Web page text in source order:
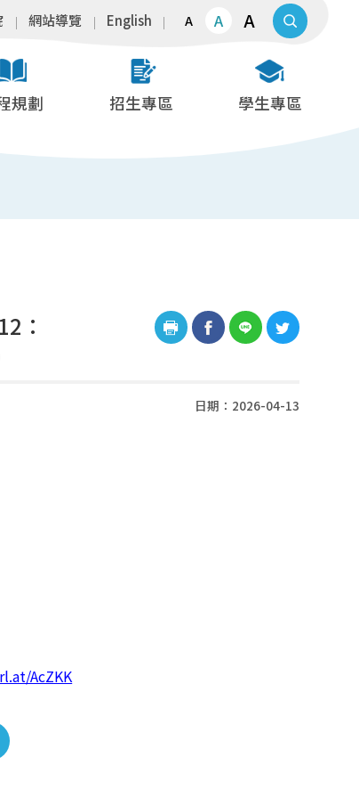
網站導覽 English A A A
規劃 招生專區 學生專區
：
日期：2026-04-13
AcZKK